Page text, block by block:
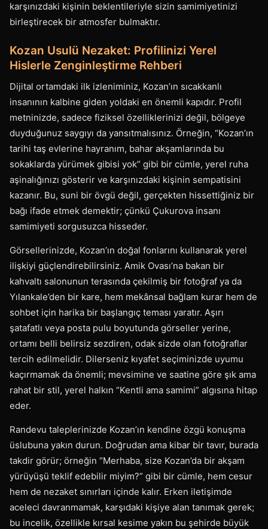
karşınızdaki kişinin beklentileriyle sizin samimiyetinizi
birleştirecek bir atmosfer bulmaktır.
Kozan Usulü Nezaket: Profilinizi Yerel
Hislerle Zenginleştirme Rehberi
Dijital ortamdaki ilk izleniminiz, Kozan’ın sıcakkanlı
insanının kalbine giden yoldaki en önemli kapıdır. Profil
metninizde, sadece fiziksel özelliklerinizi değil, bölgeye
duyduğunuz saygıyı da yansıtmalısınız. Örneğin, “Kozan’ın
tarihi taş evlerine hayranım, bahar akşamlarında bu
sokaklarda yürümek gibisi yok” gibi bir cümle, yerel ruha
aşinalığınızı gösterir ve karşınızdaki kişinin sempatisini
kazanır. Bu, suni bir övgü değil, gerçekten hissettiğiniz bir
bağı ifade etmek demektir; çünkü Çukurova insanı
samimiyeti sorgusuzca hisseder.
Görsellerinizde, Kozan’ın doğal fonlarını kullanarak yerel
ilişkiyi güçlendirebilirsiniz. Amik Ovası’na bakan bir
kahvaltı salonunun terasında çekilmiş bir fotoğraf ya da
Yılankale’den bir kare, hem mekânsal bağlam kurar hem de
sohbet için harika bir başlangıç teması yaratır. Aşırı
şatafatlı veya posta pulu boyutunda görseller yerine,
ortamı belli belirsiz sezdiren, odak sizde olan fotoğraflar
tercih edilmelidir. Dilerseniz kıyafet seçiminizde uyumu
kaçırmamak da önemli; mevsimine ve saatine göre şık ama
rahat bir stil, yerel halkın “Kentli ama samimi” algısına hitap
eder.
Randevu taleplerinizde Kozan’ın kendine özgü konuşma
üslubuna yakın durun. Doğrudan ama kibar bir tavır, burada
takdir görür; örneğin “Merhaba, size Kozan’da bir akşam
yürüyüşü teklif edebilir miyim?” gibi bir cümle, hem cesur
hem de nezaket sınırları içinde kalır. Erken iletişimde
aceleci davranmamak, karşıdaki kişiye alan tanımak gerek;
bu incelik, özellikle kırsal kesime yakın bu şehirde büyük